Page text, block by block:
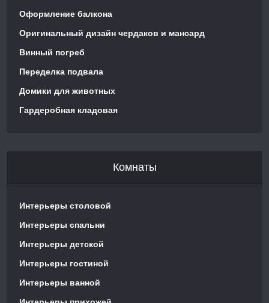
Оформление балкона
Оригинальный дизайн чердаков и мансард
Винный погреб
Переделка подвала
Домики для животных
Гардеробная кладовая
Комнаты
Интерьеры столовой
Интерьеры спальни
Интерьеры детской
Интерьеры гостиной
Интерьеры ванной